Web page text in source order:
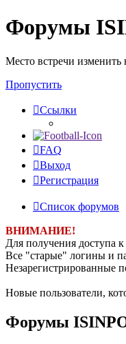
Форумы
Место встречи изменить
Пропустить
Ссылки
FAQ
Выход
Регистрация
Список форумов
ВНИМАНИЕ!
Для получения доступа
Все "старые" логины и
Незарегистрированные
Новые пользователи,
Форумы